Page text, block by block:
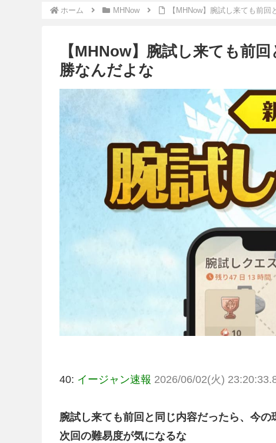
ホーム MHNow 【MHNow】腕試し来ても前
【MHNow】腕試し来ても前
勝なんだよな
40: イージャン速報 2026/06/02(火)
腕試し来ても前回と同じ内容だったら、今
次回の難易度が気になるな